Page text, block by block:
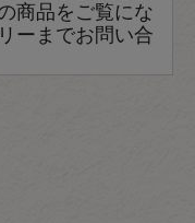
商品をご覧にな
ーまでお問い合